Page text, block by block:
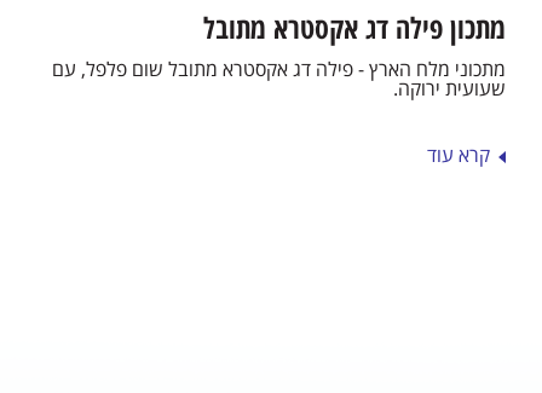
מתכון פילה דג אקסטרא מתובל
מתכוני מלח הארץ - פילה דג אקסטרא מתובל שום פלפל, עם
שעועית ירוקה.
קרא עוד